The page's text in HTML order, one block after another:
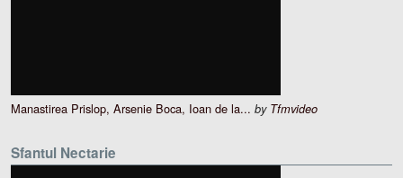
Manastirea Prislop, Arsenie Boca, Ioan de la... by Tfmvideo
Sfantul Nectarie